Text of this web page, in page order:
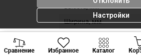
Высота, мм
Ширина, мм
Толщина, мм
Технические размеры
Сравнение Избранное Каталог
Настройки